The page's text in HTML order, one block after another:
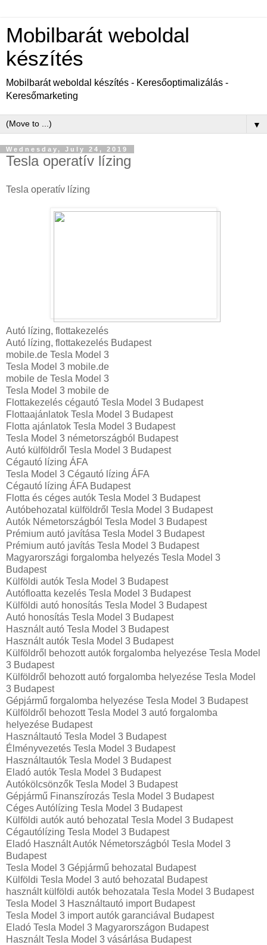
Mobilbarát weboldal
készítés
Mobilbarát weboldal készítés - Keresőoptimalizálás -
Keresőmarketing
▼
Wednesday, July 24, 2019
Tesla operatív lízing
Tesla operatív lízing
Autó lízing, flottakezelés
Autó lízing, flottakezelés Budapest
mobile.de Tesla Model 3
Tesla Model 3 mobile.de
mobile de Tesla Model 3
Tesla Model 3 mobile de
Flottakezelés cégautó Tesla Model 3 Budapest
Flottaajánlatok Tesla Model 3 Budapest
Flotta ajánlatok Tesla Model 3 Budapest
Tesla Model 3 németországból Budapest
Autó külföldről Tesla Model 3 Budapest
Cégautó lízing ÁFA
Tesla Model 3 Cégautó lízing ÁFA
Cégautó lízing ÁFA Budapest
Flotta és céges autók Tesla Model 3 Budapest
Autóbehozatal külföldről Tesla Model 3 Budapest
Autók Németországból‎ Tesla Model 3 Budapest
Prémium autó javítása Tesla Model 3 Budapest
Prémium autó javítás Tesla Model 3 Budapest
Magyarországi forgalomba helyezés Tesla Model 3
Budapest
Külföldi autók‎ Tesla Model 3 Budapest
Autófloatta kezelés Tesla Model 3 Budapest
Külföldi autó honosítás Tesla Model 3 Budapest
Autó honosítás Tesla Model 3 Budapest
Használt autó‎ Tesla Model 3 Budapest
Használt autó‎k Tesla Model 3 Budapest
Külföldről behozott autók forgalomba helyezése Tesla Model
3 Budapest
Külföldről behozott autó forgalomba helyezése Tesla Model
3 Budapest
Gépjármű forgalomba helyezése Tesla Model 3 Budapest
Külföldről behozott Tesla Model 3 autó forgalomba
helyezése Budapest
Használtautó‎ Tesla Model 3 Budapest
Élményvezetés Tesla Model 3 Budapest
Használtautó‎k Tesla Model 3 Budapest
Eladó autók Tesla Model 3 Budapest
Autókölcsönzők Tesla Model 3 Budapest
Gépjármű Finanszírozás Tesla Model 3 Budapest
Céges Autólízing Tesla Model 3 Budapest
Külföldi autók‎ autó behozatal Tesla Model 3 Budapest
Cégautólízing Tesla Model 3 Budapest
Eladó Használt Autók Németországból Tesla Model 3
Budapest
Tesla Model 3 Gépjármű behozatal Budapest
Külföldi Tesla Model 3 autó behozatal Budapest
használt külföldi autók behozatala Tesla Model 3 Budapest
Tesla Model 3 Használtautó import Budapest
Tesla Model 3 import autók garanciával Budapest
Eladó Tesla Model 3 Magyarországon‎ Budapest
Használt Tesla Model 3 vásárlása Budapest